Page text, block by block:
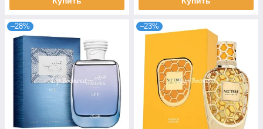
–28% –23%